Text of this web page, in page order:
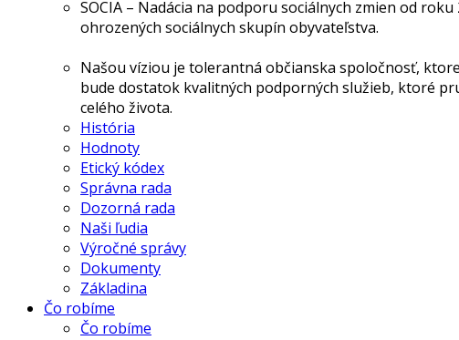
SOCIA – Nadácia na podporu sociálnych zmien od
ohrozených sociálnych skupín obyvateľstva.
Našou víziou je tolerantná občianska spoločnosť,
bude dostatok kvalitných podporných služieb, ktoré
celého života.
História
Hodnoty
Etický kódex
Správna rada
Dozorná rada
Naši ľudia
Výročné správy
Dokumenty
Základina
Čo robíme
Čo robíme